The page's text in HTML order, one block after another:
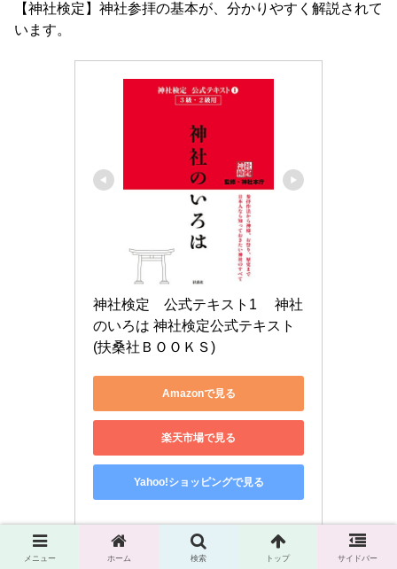
【神社検定】神社参拝の基本が、分かりやすく解説されて
います。
神社検定　公式テキスト1 　神社
のいろは 神社検定公式テキスト
(扶桑社ＢＯＯＫＳ)
Amazonで見る
楽天市場で見る
Yahoo!ショッピングで見る
メニュー ホーム 検索 トップ サイドバー